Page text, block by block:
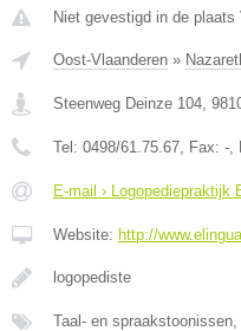
Niet gevestigd in de
Oost-Vlaanderen »
Steenweg Deinze 104,
Tel: 0498/61.75.67, Fax: -,
E-mail › Logopediepraktijk
Website: http://
logopediste
Taal- en